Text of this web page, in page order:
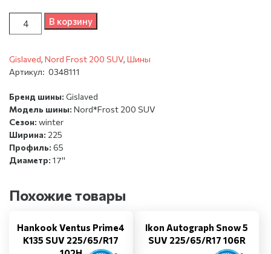
КоличествоВ корзину
Gislaved, Nord Frost 200 SUV, Шины
Артикул: 0348111
Бренд шины: Gislaved
Модель шины: Nord*Frost 200 SUV
Сезон: winter
Ширина: 225
Профиль: 65
Диаметр: 17''
Похожие товары
Hankook Ventus Prime4
K135 SUV 225/65/R17
Ikon Autograph Snow 5
SUV 225/65/R17 106R